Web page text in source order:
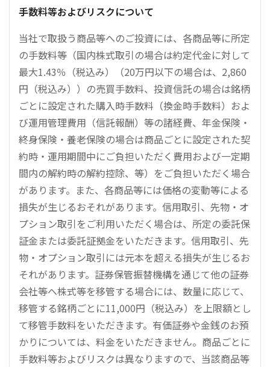
手数料等およびリスクについて
当社で取扱う商品等へのご投資には、各商品等に所定
の手数料等（国内株式取引の場合は約定代金に対して
最大1.43％（税込み）（20万円以下の場合は、2,860
円（税込み））の売買手数料、投資信託の場合は銘柄
ごとに設定された購入時手数料（換金時手数料）およ
び運用管理費用（信託報酬）等の諸経費、年金保険・
終身保険・養老保険の場合は商品ごとに設定された契
約時・運用期間中にご負担いただく費用および一定期
間内の解約時の解約控除、等）をご負担いただく場合
があります。また、各商品等には価格の変動等による
損失が生じるおそれがあります。信用取引、先物・オ
プション取引をご利用いただく場合は、所定の委託保
証金または委託証拠金をいただきます。信用取引、先
物・オプション取引には元本を超える損失が生じるお
それがあります。証券保管振替機構を通じて他の証券
会社等へ株式等を移管する場合には、数量に応じて、
移管する銘柄ごとに11,000円（税込み）を上限額とし
て移管手数料をいただきます。有価証券や金銭のお預
かりについては、料金をいただきません。商品ごとに
手数料等およびリスクは異なりますので、当該商品等